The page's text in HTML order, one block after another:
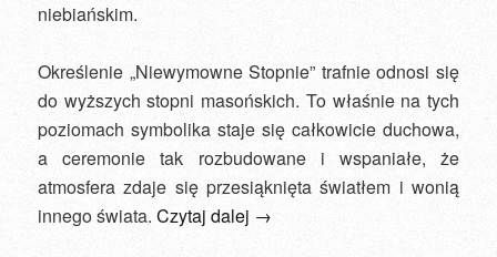
niebiańskim.
Określenie „Niewymowne Stopnie” trafnie odnosi się
do wyższych stopni masońskich. To właśnie na tych
poziomach symbolika staje się całkowicie duchowa,
a ceremonie tak rozbudowane i wspaniałe, że
atmosfera zdaje się przesiąknięta światłem i wonią
innego świata.Czytaj dalej →